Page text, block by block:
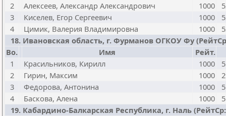
2
Алексеев, Александр Александрович 1000
3
Киселев, Егор Сергеевич 1000
4
Цимик, Валерия Владимировна 1000
18. Ивановская область, г. Фурманов ОГКОУ Фу
Bo.
Имя
Рейт.
1
Красильников, Кирилл 1000
2
Гирин, Максим 1000
3
Федорова, Антонина 1000
4
Баскова, Алена 1000
19. Кабардино-Балкарская Республика, г. Наль